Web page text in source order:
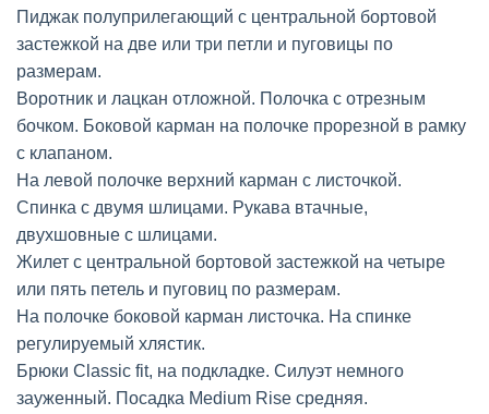
Пиджак полуприлегающий с центральной бортовой
застежкой на две или три петли и пуговицы по
размерам.
Воротник и лацкан отложной. Полочка с отрезным
бочком. Боковой карман на полочке прорезной в рамку
с клапаном.
На левой полочке верхний карман с листочкой.
Спинка с двумя шлицами. Рукава втачные,
двухшовные с шлицами.
Жилет с центральной бортовой застежкой на четыре
или пять петель и пуговиц по размерам.
На полочке боковой карман листочка. На спинке
регулируемый хлястик.
Брюки Classic fit, на подкладке. Силуэт немного
зауженный. Посадка Medium Rise средняя.